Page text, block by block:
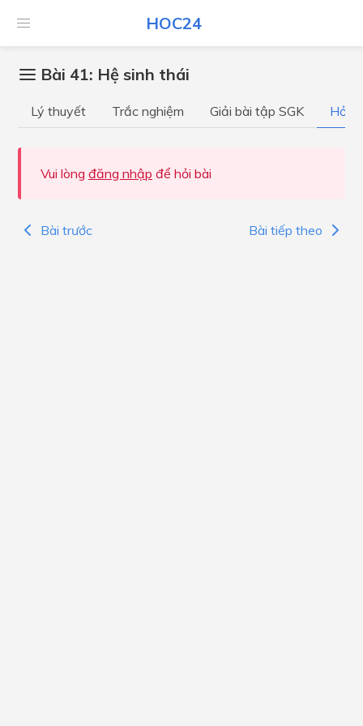
HOC24
Bài 41: Hệ sinh thái
Lý thuyết Trắc nghiệm Giải bài tập SGK Hỏi
Vui lòng đăng nhập để hỏi bài
Bài trước Bài tiếp theo